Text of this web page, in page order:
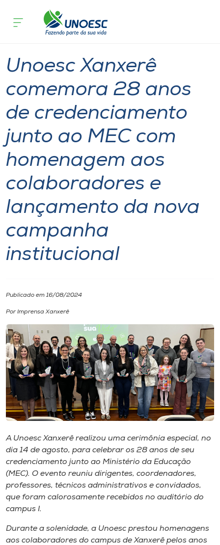
Cursos
Atendimento ao Estudante
Portal de Ensino
Unoesc
Internacionalização
Cultura
CPA
Biblioteca
Editora
Rádio
Museu
Unoesc
Store
Selecione
o idioma
acontece
Notícia de evento
Unoesc Xanxerê
comemora 28 anos
de credenciamento
junto ao MEC com
homenagem aos
colaboradores e
lançamento da nova
campanha
institucional
Publicado em 16/08/2024
Por Imprensa Xanxerê
A Unoesc Xanxerê realizou uma cerimônia especial, no
dia 14 de agosto, para celebrar os 28 anos de seu
credenciamento junto ao Ministério da Educação
(MEC). O evento reuniu dirigentes, coordenadores,
professores, técnicos administrativos e convidados,
que foram calorosamente recebidos no auditório do
campus I.
Durante a solenidade, a Unoesc prestou homenagens
aos colaboradores do campus de Xanxerê pelos anos